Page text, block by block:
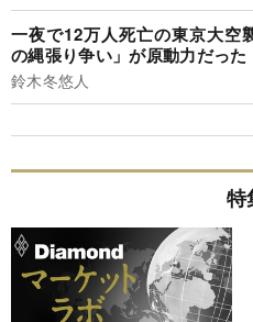
一夜で12万人死亡の東京大空
の縄張り争い」が原動力だった
鈴木冬悠人
特